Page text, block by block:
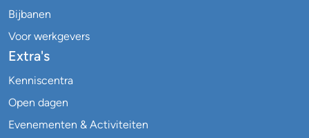
Bijbanen
Voor werkgevers
Extra's
Kenniscentra
Open dagen
Evenementen & Activiteiten